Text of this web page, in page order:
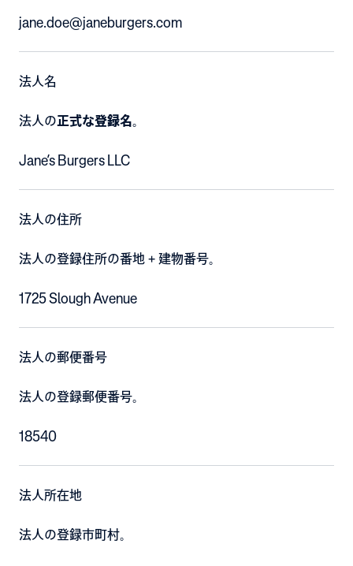
jane.doe@janeburgers.com
法人名
法人の正式な登録名
Jane’s Burgers LLC
法人の住所
法人の登録住所の番地 + 建物番号。
1725 Slough Avenue
法人の郵便番号
法人の登録郵便番号。
18540
法人所在地
法人の登録市町村。